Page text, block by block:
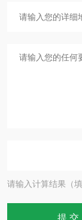
请输入计算结果（